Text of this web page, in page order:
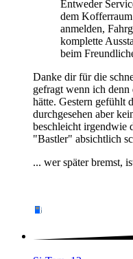
Entweder
dem
anmelden,
komplette
beim
Danke dir für die
gefragt wenn ich
hätte. Gestern gefühlt
durchgesehen aber
beschleicht irgendwie
"Bastler" absichtlich
... wer später bremst,